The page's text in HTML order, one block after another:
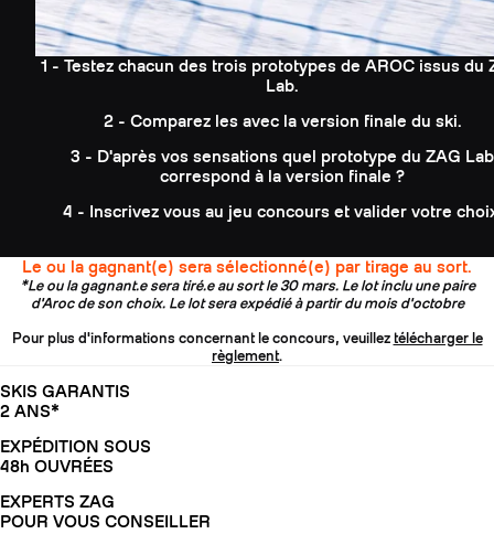
1 - Testez chacun des trois prototypes de AROC issus du
Lab.
2 - Comparez les avec la version finale du ski.
3 - D'après vos sensations quel prototype du ZAG Lab
correspond à la version finale ?
4 - Inscrivez vous au jeu concours et valider votre
Le ou la gagnant(e) sera sélectionné(e) par tirage au sort.
*Le ou la gagnant.e sera tiré.e au sort le 30 mars. Le lot inclu une paire
d'Aroc de son choix. Le lot sera expédié à partir du mois d'octobre
Pour plus d'informations concernant le concours, veuillez télécharger le
règlement.
SKIS GARANTIS
2 ANS*
EXPÉDITION SOUS
48h OUVRÉES
EXPERTS ZAG
POUR VOUS CONSEILLER